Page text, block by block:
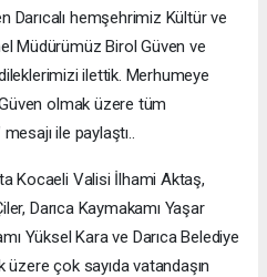
Darıcalı hemşehrimiz Kültür ve
Müdürümüz Birol Güven ve
ilettik. Merhumeye
olmak üzere tüm
ile paylaştı..
Kocaeli Valisi İlhami Aktaş,
Darıca Kaymakamı Yaşar
Yüksel Kara ve Darıca Belediye
üzere çok sayıda vatandaşın